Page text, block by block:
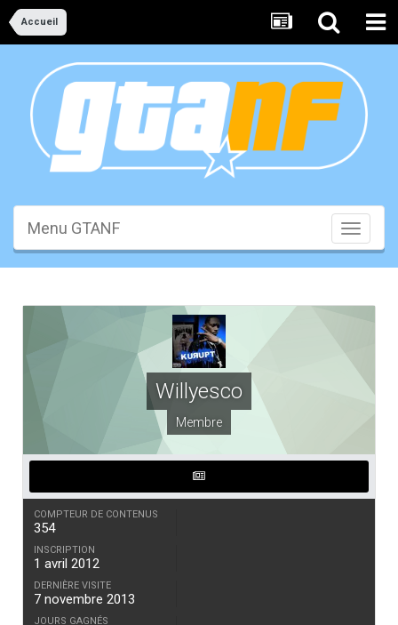
Accueil
Toggle
Menu GTANF
Willyesco
Membre
COMPTEUR DE CONTENUS
354
INSCRIPTION
1 avril 2012
DERNIÈRE VISITE
7 novembre 2013
JOURS GAGNÉS